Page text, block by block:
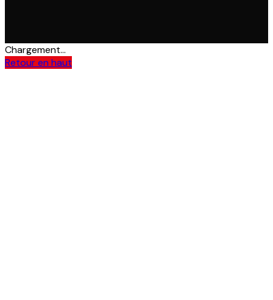
Chargement...
Retour en haut